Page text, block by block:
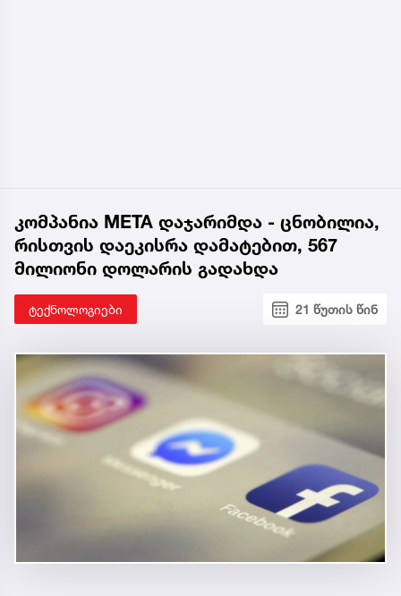
კომპანია META დაჯარიმდა - ცნობილია,
რისთვის დაეკისრა დამატებით, 567
მილიონი დოლარის გადახდა
ტექნოლოგიები 21 წუთის წინ